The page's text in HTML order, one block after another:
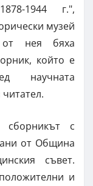
1944 г.",
музей
нея бяха
който е
научната
сборникът с
от Община
съвет.
и